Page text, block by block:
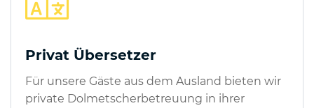
Privat Übersetzer
Für unsere Gäste aus dem Ausland bieten wir
private Dolmetscherbetreuung in ihrer